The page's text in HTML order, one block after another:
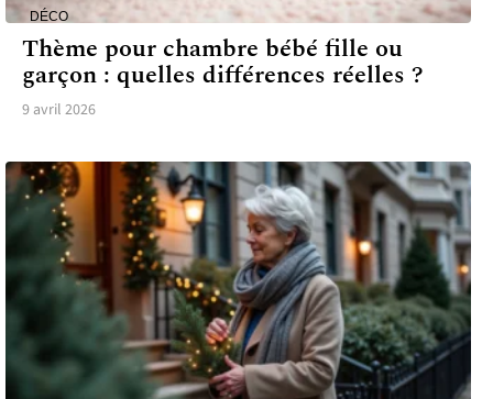
DÉCO
Thème pour chambre bébé fille ou
garçon : quelles différences réelles ?
9 avril 2026